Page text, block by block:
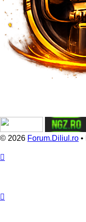
© 2026 Forum.Diliul.ro •